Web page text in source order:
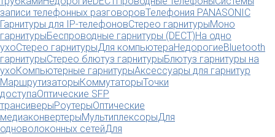
записи телефонных разговоровТелефония PANASONIC
Гарнитуры для IP-телефоновСтерео гарнитурыМоно
гарнитурыБеспроводные гарнитуры (DECT)На одно
ухоСтерео гарнитурыДля компьютераНедорогиеBluetooth
гарнитурыСтерео блютуз гарнитурыБлютуз гарнитуры на
ухоКомпьютерные гарнитурыАксессуары для гарнитур
МаршрутизаторыКоммутаторыТочки
доступаОптические SFP
трансиверыРоутерыОптические
медиаконвертерыМультиплексорыДля
одноволоконных сетейДля